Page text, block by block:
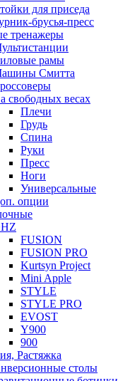
для приседа
брусья-пресс
тренажеры
рамы
Смитта
свободных весах
Плечи
Грудь
Спина
Руки
Пресс
Ноги
Универсальные
опции
FUSION
FUSION PRO
Kurtsyn Project
Mini Apple
STYLE
STYLE PRO
EVOST
Y900
900
Растяжка
столы